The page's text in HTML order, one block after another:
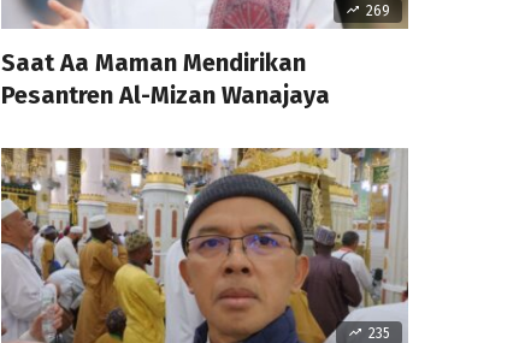
269
Saat Aa Maman Mendirikan
Pesantren Al-Mizan Wanajaya
235